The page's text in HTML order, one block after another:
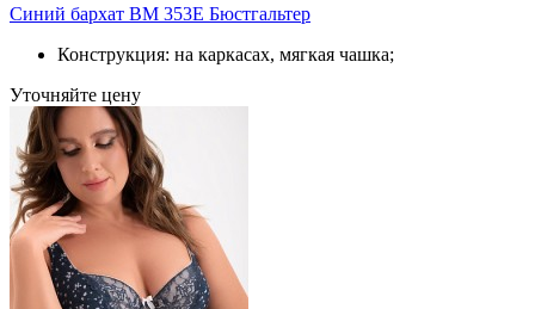
Синий бархат BM 353E Бюстгальтер
Конструкция: на каркасах, мягкая чашка;
Уточняйте цену